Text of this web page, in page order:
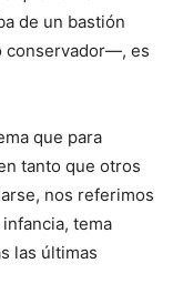
de un bastión
conservador—, es
que para
tanto que otros
nos referimos
tema
las últimas